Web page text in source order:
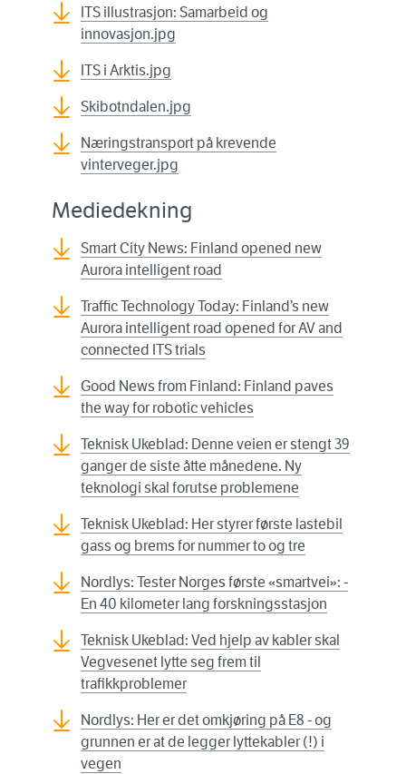
ITS illustrasjon: Samarbeid og
innovasjon.jpg
ITS i Arktis.jpg
Skibotndalen.jpg
Næringstransport på krevende
vinterveger.jpg
Mediedekning
Smart City News: Finland opened new
Aurora intelligent road
Traffic Technology Today: Finland’s new
Aurora intelligent road opened for AV and
connected ITS trials
Good News from Finland: Finland paves
the way for robotic vehicles
Teknisk Ukeblad: Denne veien er stengt 39
ganger de siste åtte månedene. Ny
teknologi skal forutse problemene
Teknisk Ukeblad: Her styrer første lastebil
gass og brems for nummer to og tre
Nordlys: Tester Norges første «smartvei»: -
En 40 kilometer lang forskningsstasjon
Teknisk Ukeblad: Ved hjelp av kabler skal
Vegvesenet lytte seg frem til
trafikkproblemer
Nordlys: Her er det omkjøring på E8 - og
grunnen er at de legger lyttekabler (!) i
vegen